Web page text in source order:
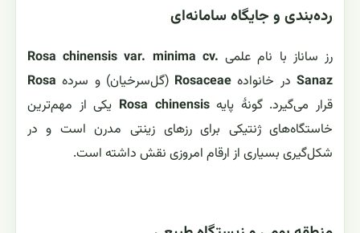
رده‌بندی و جایگاه سامانه‌ای
رز ساناز با نام علمی Rosa chinensis var. minima cv.
Sanazدر خانواده Rosaceae (گل‌سرخیان) و سرده Rosa
قرار می‌گیرد. گونهٔ پایهRosa chinensis یکی از مهم‌ترین
خاستگاه‌های ژنتیکی برای رزهای زینتی مدرن است و در
شکل‌گیری بسیاری از ارقام امروزی نقش داشته است.